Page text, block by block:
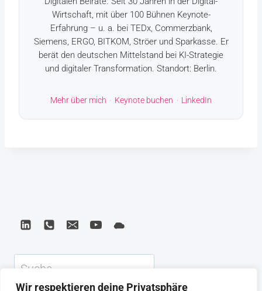
Wir respektieren deine Privatsphäre
Wirtschaft, mit über 100 Bühnen Keynote-
Erfahrung – u. a. bei TEDx, Commerzbank,
Siemens, ERGO, BITKOM, Ströer und Sparkasse. Er
berät den deutschen Mittelstand bei KI-Strategie
und digitaler Transformation. Standort: Berlin.
Mehr über mich · Keynote buchen · LinkedIn
Suchen